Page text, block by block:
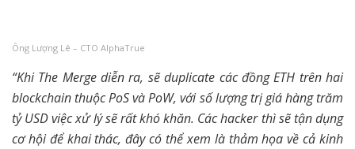
Ông Lượng Lê – CTO AlphaTrue
“Khi The Merge diễn ra, sẽ duplicate các đồng ETH trên hai
blockchain thuộc PoS và PoW, với số lượng trị giá hàng trăm
tỷ USD việc xử lý sẽ rất khó khăn. Các hacker thì sẽ tận dụng
cơ hội để khai thác, đây có thể xem là thảm họa về cả kinh